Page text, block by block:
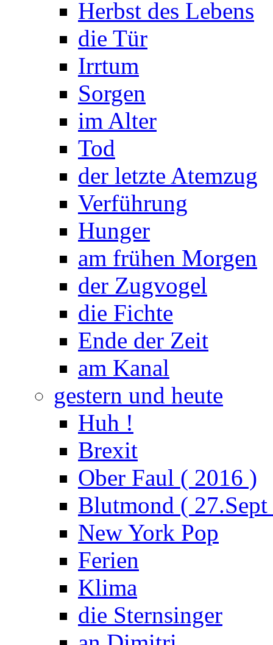
Herbst des Lebens
die Tür
Irrtum
Sorgen
im Alter
Tod
der letzte Atemzug
Verführung
Hunger
am frühen Morgen
der Zugvogel
die Fichte
Ende der Zeit
am Kanal
gestern und heute
Huh !
Brexit
Ober Faul ( 2016 )
Blutmond (
New York Pop
Ferien
Klima
die Sternsinger